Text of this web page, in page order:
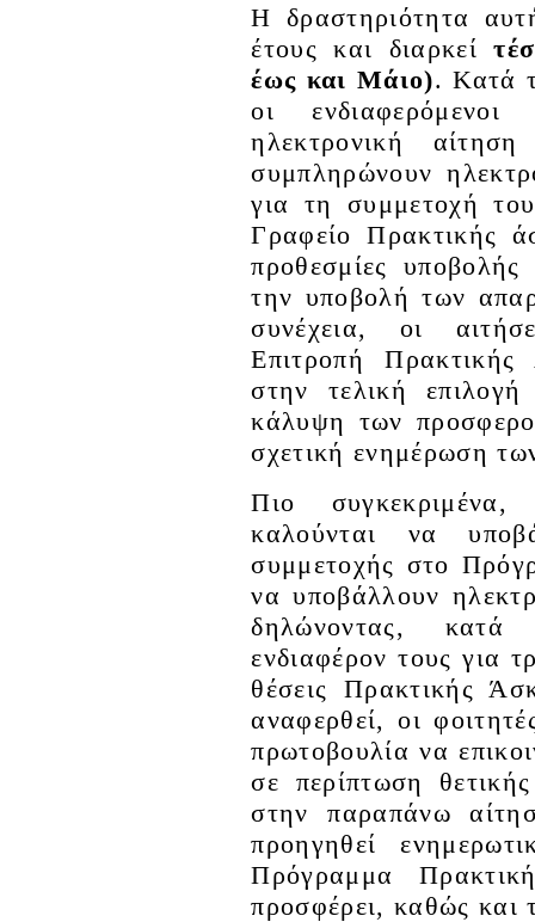
Η δραστηριότητα
έτους και διαρκεί
έως και Μάιο). Κατά
οι ενδιαφερόμενοι
ηλεκτρονική
συμπληρώνουν
για τη συμμετοχή
Γραφείο Πρακτικής
προθεσμίες
την υποβολή των
συνέχεια, οι
Επιτροπή
στην τελική
κάλυψη των
σχετική ενημέρωση
Πιο συγκεκριμένα,
καλούνται να
συμμετοχής στο
να υποβάλλουν
δηλώνοντας, κατά
ενδιαφέρον τους για
θέσεις Πρακτικής
αναφερθεί, οι
πρωτοβουλία να
σε περίπτωση
στην παραπάνω
προηγηθεί
Πρόγραμμα
προσφέρει, καθώς και